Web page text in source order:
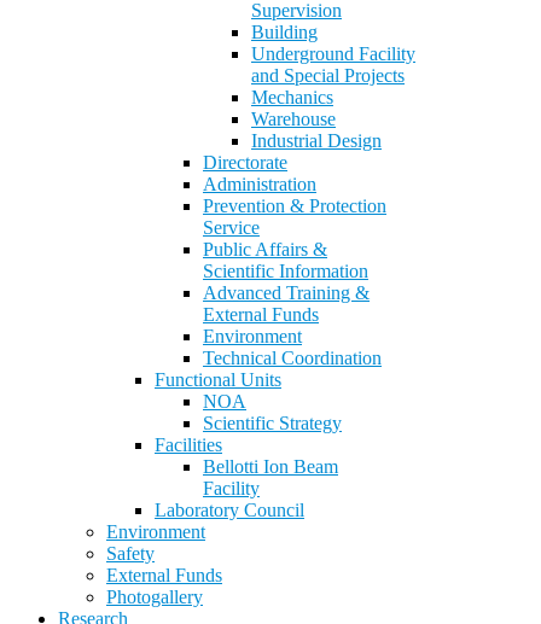
Supervision
Building
Underground Facility
and Special Projects
Mechanics
Warehouse
Industrial Design
Directorate
Administration
Prevention & Protection
Service
Public Affairs &
Scientific Information
Advanced Training &
External Funds
Environment
Technical Coordination
Functional Units
NOA
Scientific Strategy
Facilities
Bellotti Ion Beam
Facility
Laboratory Council
Environment
Safety
External Funds
Photogallery
Research